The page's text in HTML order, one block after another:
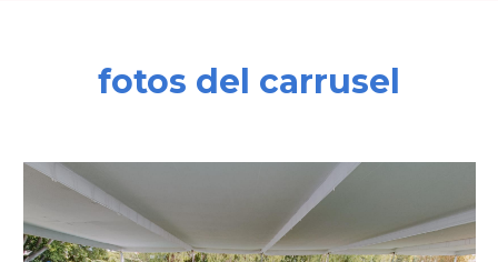
fotos del carrusel